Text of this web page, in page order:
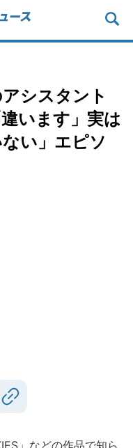
シスタント
います」実は
い」エピソ
」などの作品で知ら